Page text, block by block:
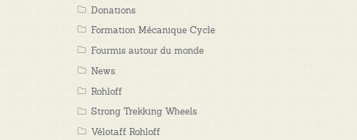
Donations
Formation Mécanique Cycle
Fourmis autour du monde
News
Rohloff
Strong Trekking Wheels
Vélotaff Rohloff